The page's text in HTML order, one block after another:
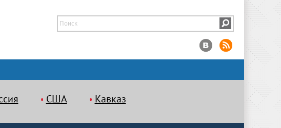
США Кавказ